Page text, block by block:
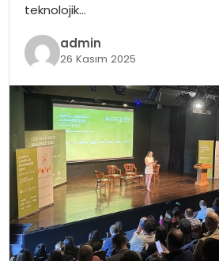
teknolojik…
admin
26 Kasım 2025